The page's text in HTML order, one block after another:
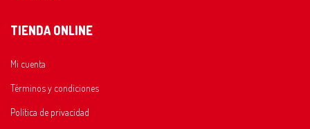
TIENDA ONLINE
Mi cuenta
Términos y condiciones
Política de privacidad